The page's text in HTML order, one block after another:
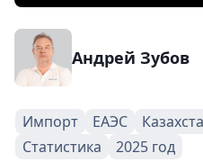
Андрей Зубов
Импорт ЕАЭС
Статистика
2025 год